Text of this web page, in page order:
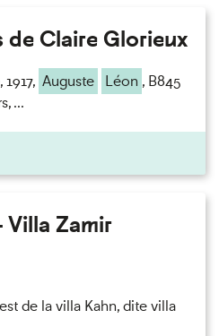
de Claire Glorieux
Auguste Léon , B845
...
Villa Zamir
de la villa Kahn, dite villa